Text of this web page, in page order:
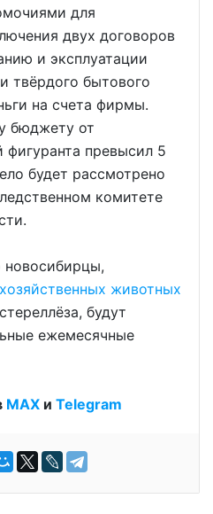
для
двух договоров
и эксплуатации
твёрдого бытового
на счета фирмы.
бюджету от
фигуранта превысил 5
будет рассмотрено
комитете
новосибирцы,
животных
будут
ежемесячные
МАХ и Telegram